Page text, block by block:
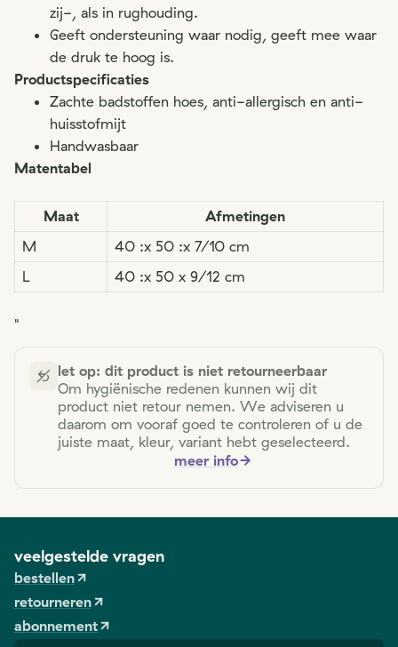
zij-, als in rughouding.
Geeft ondersteuning waar nodig, geeft mee waar
de druk te hoog is.
Productspecificaties
Zachte badstoffen hoes, anti-allergisch en anti-
huisstofmijt
Handwasbaar
Matentabel
Maat
Afmetingen
M
40 :x 50 :x 7/10 cm
L
40 :x 50 x 9/12 cm
"
let op: dit product is niet retourneerbaar
Om hygiënische redenen kunnen wij dit
product niet retour nemen. We adviseren u
daarom om vooraf goed te controleren of u de
juiste maat, kleur, variant hebt geselecteerd.
meer info
veelgestelde vragen
bestellen
retourneren
abonnement